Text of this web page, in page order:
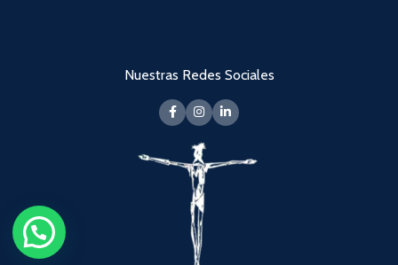
Nuestras Redes Sociales